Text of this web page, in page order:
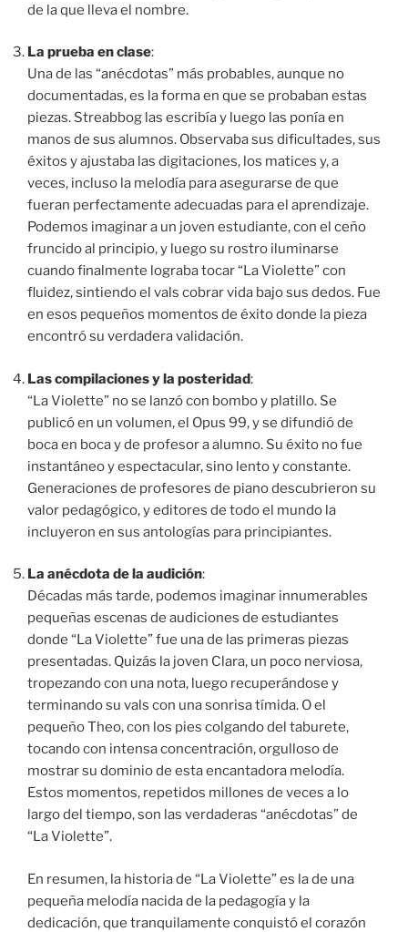
de la que lleva el nombre.
La prueba en clase:
Una de las “anécdotas” más probables, aunque no
documentadas, es la forma en que se probaban estas
piezas. Streabbog las escribía y luego las ponía en
manos de sus alumnos. Observaba sus dificultades, sus
éxitos y ajustaba las digitaciones, los matices y, a
veces, incluso la melodía para asegurarse de que
fueran perfectamente adecuadas para el aprendizaje.
Podemos imaginar a un joven estudiante, con el ceño
fruncido al principio, y luego su rostro iluminarse
cuando finalmente lograba tocar “La Violette” con
fluidez, sintiendo el vals cobrar vida bajo sus dedos. Fue
en esos pequeños momentos de éxito donde la pieza
encontró su verdadera validación.
Las compilaciones y la posteridad:
“La Violette” no se lanzó con bombo y platillo. Se
publicó en un volumen, el Opus 99, y se difundió de
boca en boca y de profesor a alumno. Su éxito no fue
instantáneo y espectacular, sino lento y constante.
Generaciones de profesores de piano descubrieron su
valor pedagógico, y editores de todo el mundo la
incluyeron en sus antologías para principiantes.
La anécdota de la audición:
Décadas más tarde, podemos imaginar innumerables
pequeñas escenas de audiciones de estudiantes
donde “La Violette” fue una de las primeras piezas
presentadas. Quizás la joven Clara, un poco nerviosa,
tropezando con una nota, luego recuperándose y
terminando su vals con una sonrisa tímida. O el
pequeño Theo, con los pies colgando del taburete,
tocando con intensa concentración, orgulloso de
mostrar su dominio de esta encantadora melodía.
Estos momentos, repetidos millones de veces a lo
largo del tiempo, son las verdaderas “anécdotas” de
“La Violette”.
En resumen, la historia de “La Violette” es la de una
pequeña melodía nacida de la pedagogía y la
dedicación, que tranquilamente conquistó el corazón